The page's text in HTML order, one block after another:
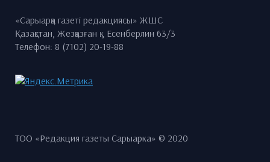
«Сарыарқа газеті редакциясы» ЖШС
Қазақстан, Жезқазған қ., Есенберлин 63/3
Телефон: 8 (7102) 20-19-88
ТОО «Редакция газеты Сарыарка» © 2020